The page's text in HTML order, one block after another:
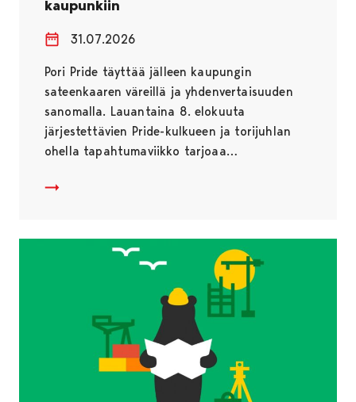
kaupunkiin
31.07.2026
Pori Pride täyttää jälleen kaupungin
sateenkaaren väreillä ja yhdenvertaisuuden
sanomalla. Lauantaina 8. elokuuta
järjestettävien Pride-kulkueen ja torijuhlan
ohella tapahtumaviikko tarjoaa…
Pori Pride tuo sateenkaaren värit kaupunkiin